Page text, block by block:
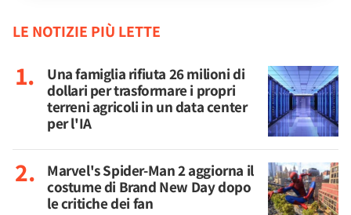
LE NOTIZIE PIÙ LETTE
Una famiglia rifiuta 26 milioni di
dollari per trasformare i propri
terreni agricoli in un data center
per l'IA
Marvel's Spider-Man 2 aggiorna il
costume di Brand New Day dopo
le critiche dei fan